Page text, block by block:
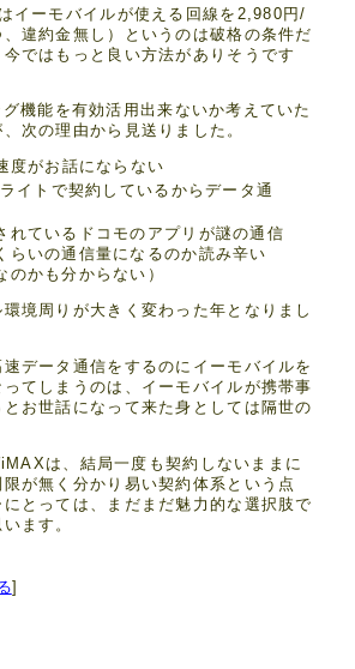
イーモバイルが使える回線を2,980円/
違約金無し）というのは破格の条件だ
ではもっと良い方法がありそうです
機能を有効活用出来ないか考えていた
次の理由から見送りました。
度がお話にならない
イトで契約しているからデータ通
れているドコモのアプリが謎の通信
らいの通信量になるのか読み辛い
のかも分からない）
境周りが大きく変わった年となりまし
データ通信をするのにイーモバイルを
てしまうのは、イーモバイルが携帯事
お世話になって来た身としては隔世の
は、結局一度も契約しないままに
が無く分かり易い契約体系という点
とっては、まだまだ魅力的な選択肢で
ます。
]